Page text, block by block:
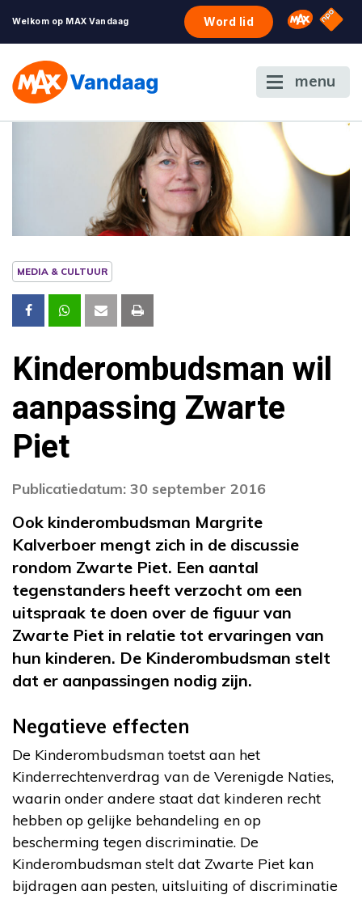
Welkom op MAX Vandaag Word lid Omroep
NPO
menu
MEDIA & CULTUUR
Kinderombudsman wil
aanpassing Zwarte
Piet
Publicatiedatum: 30 september 2016
Ook kinderombudsman Margrite
Kalverboer mengt zich in de discussie
rondom Zwarte Piet. Een aantal
tegenstanders heeft verzocht om een
uitspraak te doen over de figuur van
Zwarte Piet in relatie tot ervaringen van
hun kinderen. De Kinderombudsman stelt
dat er aanpassingen nodig zijn.
Negatieve effecten
De Kinderombudsman toetst aan het
Kinderrechtenverdrag van de Verenigde Naties,
waarin onder andere staat dat kinderen recht
hebben op gelijke behandeling en op
bescherming tegen discriminatie. De
Kinderombudsman stelt dat Zwarte Piet kan
bijdragen aan pesten, uitsluiting of discriminatie